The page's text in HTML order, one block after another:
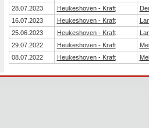
28.07.2023
Heukeshoven - Kraft
16.07.2023
Heukeshoven - Kraft
25.06.2023
Heukeshoven - Kraft
29.07.2022
Heukeshoven - Kraft
08.07.2022
Heukeshoven - Kraft